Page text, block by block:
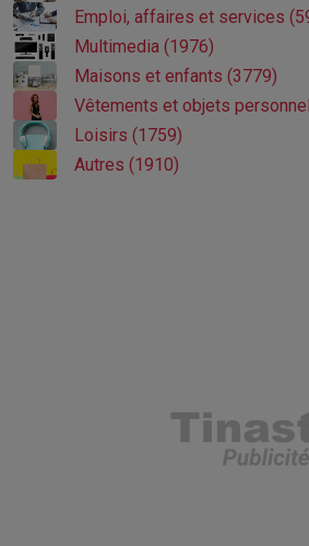
Emploi, affaires et services
Multimedia (1976)
Maisons et enfants (3779)
Vêtements et objets
Loisirs (1759)
Autres (1910)